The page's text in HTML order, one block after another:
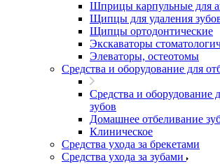
Шприцы карпульные для
Щипцы для удаления
Щипцы ортодонтические
Экскаваторы
Элеваторы, остеотомы
Средства и оборудование для
Средства и оборудование
зубов
Домашнее отбеливание
Клиническое
Средства ухода за брекетами
Средства ухода за зубами